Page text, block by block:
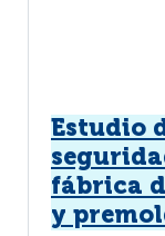
Estudio
fábrica
y